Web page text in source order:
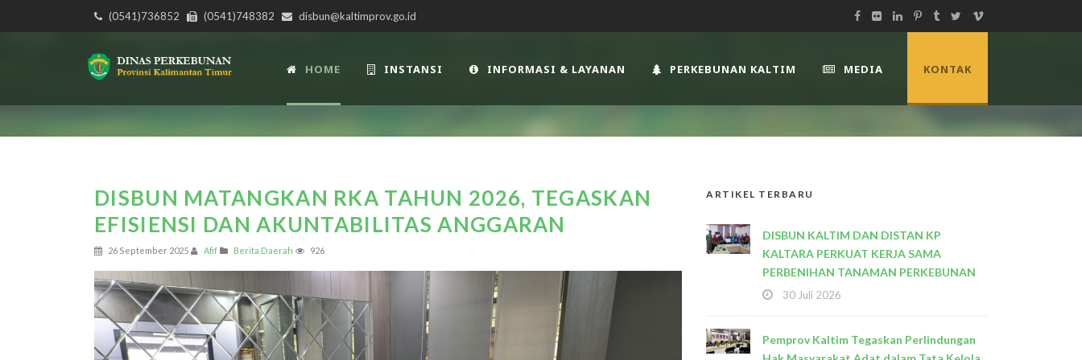
(0541)736852 (0541)748382 disbun@kaltimprov.go.id
HOME INSTANSI INFORMASI & LAYANAN PERKEBUNAN KALTIM MEDIA KONTAK
DISBUN MATANGKAN RKA TAHUN 2026, TEGASKAN
EFISIENSI DAN AKUNTABILITAS ANGGARAN
26 September 2025 Afif Berita Daerah 926
ARTIKEL TERBARU
DISBUN KALTIM DAN DISTAN KP
KALTARA PERKUAT KERJA SAMA
PERBENIHAN TANAMAN PERKEBUNAN
30 Juli 2026
Pemprov Kaltim Tegaskan Perlindungan